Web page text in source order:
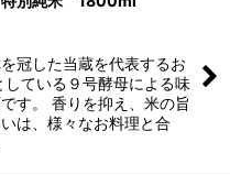
冠した当蔵を代表するお
ている９号酵母による味
す。 香りを抑え、米の旨
は、様々なお料理と合